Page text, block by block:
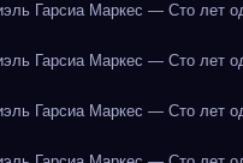
Гарсиа Маркес — Сто лет
Гарсиа Маркес — Сто лет
Гарсиа Маркес — Сто лет